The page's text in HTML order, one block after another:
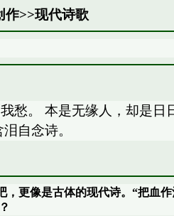
作>>现代诗歌
愁。 本是无缘人，却是
自念诗。
，更像是古体的现代诗。“把血作